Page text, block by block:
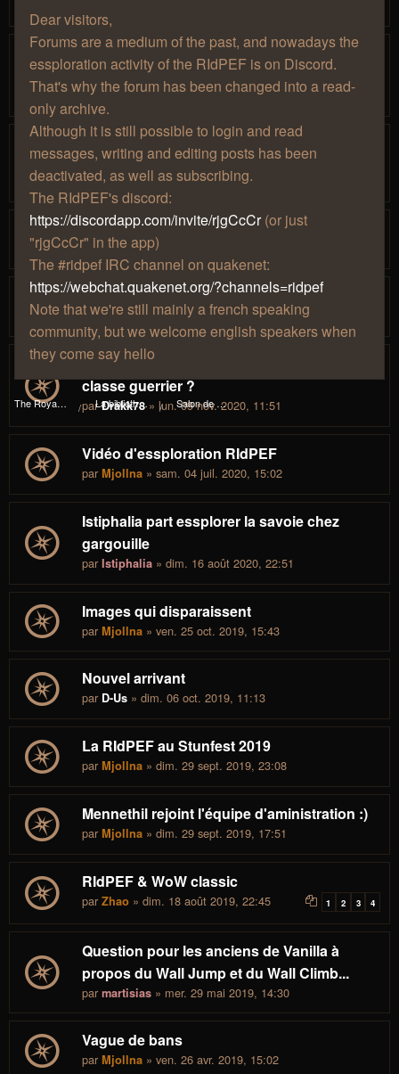
Dear visitors,
Forums are a medium of the past, and nowadays the
essploration activity of the RIdPEF is on Discord.
That's why the forum has been changed into a read-
only archive.
Although it is still possible to login and read
messages, writing and editing posts has been
deactivated, as well as subscribing.
The RIdPEF's discord:
https://discordapp.com/invite/rjgCcCr(or just
"rjgCcCr" in the app)
The #ridpef IRC channel on quakenet:
https://webchat.quakenet.org/?channels=ridpef
Note that we're still mainly a french speaking
community, but we welcome english speakers when
they come say hello
The Royal I.d.P. Essploring Fundation La bibliothèque du manoir Von Mortekaï Salon de café
[Discord] Un serveur Discord pour la
RIdPEF
par Mjollna» dim. 29 sept. 2019, 19:26
[IRC] Canal #RIdPEF sur irc.quakenet.org
…
par Lenwë» lun. 08 févr.
2010, 16:05
Sous la surface de World of Warcraft
parEléïs » lun. 28 août 2023, 17:42
Essploration Flashback !
parÐarknêss » sam. 11 déc. 2021, 13:08
Plus possible d'acceder au domaine de
classe guerrier ?
parDrakk78» lun. 09 nov. 2020, 11:51
Vidéo d'essploration RIdPEF
par Mjollna » sam. 04 juil. 2020, 15:02
Istiphalia part essplorer la savoie chez
gargouille
par Istiphalia » dim. 16 août 2020, 22:51
Images qui disparaissent
par Mjollna » ven. 25 oct. 2019, 15:43
Nouvel arrivant
par D-Us » dim. 06 oct. 2019, 11:13
La RIdPEF au Stunfest 2019
par Mjollna » dim. 29 sept. 2019, 23:08
Mennethil rejoint l'équipe d'aministration :)
par Mjollna » dim. 29 sept. 2019, 17:51
RIdPEF & WoW classic
1 2 3 4
par Zhao » dim. 18 août 2019, 22:45
Question pour les anciens de Vanilla à
propos du Wall Jump et du Wall Climb...
par martisias » mer. 29 mai 2019, 14:30
Vague de bans
par Mjollna » ven. 26 avr. 2019, 15:02